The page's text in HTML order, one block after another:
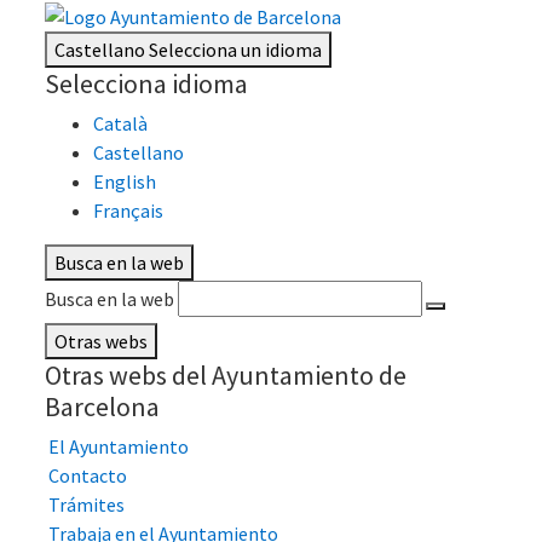
CastellanoSelecciona un idioma
Selecciona idioma
Català
Castellano
English
Français
Busca en la web
Busca en la web
Otras webs
Otras webs del Ayuntamiento de
Barcelona
El Ayuntamiento
Contacto
Trámites
Trabaja en el Ayuntamiento